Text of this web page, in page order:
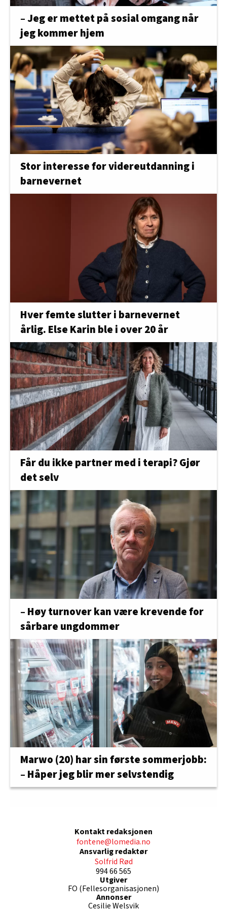
– Jeg er mettet på sosial omgang når
jeg kommer hjem
Stor interesse for videreutdanning i
barnevernet
Hver femte slutter i barnevernet
årlig. Else Karin ble i over 20 år
Får du ikke partner med i terapi? Gjør
det selv
– Høy turnover kan være krevende for
sårbare ungdommer
Marwo (20) har sin første sommerjobb:
– Håper jeg blir mer selvstendig
Kontakt redaksjonen
fontene@lomedia.no
Ansvarlig redaktør
Solfrid Rød
994 66 565
Utgiver
FO (Fellesorganisasjonen)
Annonser
Cesilie Welsvik